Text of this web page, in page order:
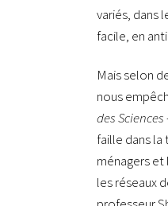
variés, dans
facile, en
Mais selon
nous
des Sciences
faille dans
ménagers
les réseaux